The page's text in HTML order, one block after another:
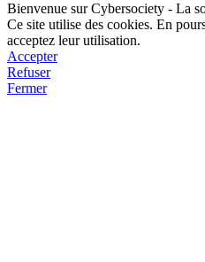
Bienvenue sur Cybersociety - La
Ce site utilise des cookies. En
acceptez leur utilisation.
Accepter
Refuser
Fermer